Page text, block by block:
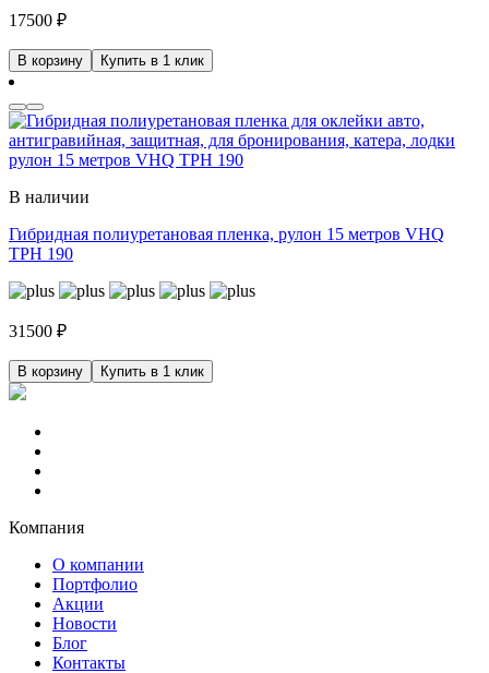
17500 ₽
В корзину Купить в 1 клик
В наличии
Гибридная полиуретановая пленка, рулон 15 метров VHQ
TPH 190
31500 ₽
В корзину Купить в 1 клик
Компания
О компании
Портфолио
Акции
Новости
Блог
Контакты